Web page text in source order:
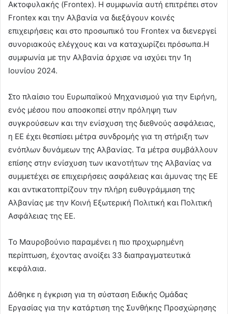
Ακτοφυλακής (Frontex). Η συμφωνία αυτή επιτρέπει στον
Frontex και την Αλβανία να διεξάγουν κοινές
επιχειρήσεις και στο προσωπικό του Frontex να διενεργεί
συνοριακούς ελέγχους και να καταχωρίζει πρόσωπα.Η
συμφωνία με την Αλβανία άρχισε να ισχύει την 1η
Ιουνίου 2024.
Στο πλαίσιο του Ευρωπαϊκού Μηχανισμού για την Ειρήνη,
ενός μέσου που αποσκοπεί στην πρόληψη των
συγκρούσεων και την ενίσχυση της διεθνούς ασφάλειας,
η ΕΕ έχει θεσπίσει μέτρα συνδρομής για τη στήριξη των
ενόπλων δυνάμεων της Αλβανίας. Τα μέτρα συμβάλλουν
επίσης στην ενίσχυση των ικανοτήτων της Αλβανίας να
συμμετέχει σε επιχειρήσεις ασφάλειας και άμυνας της ΕΕ
και αντικατοπτρίζουν την πλήρη ευθυγράμμιση της
Αλβανίας με την Κοινή Εξωτερική Πολιτική και Πολιτική
Ασφάλειας της ΕΕ.
Το Μαυροβούνιο παραμένει η πιο προχωρημένη
περίπτωση, έχοντας ανοίξει 33 διαπραγματευτικά
κεφάλαια.
Δόθηκε η έγκριση για τη σύσταση Ειδικής Ομάδας
Εργασίας για την κατάρτιση της Συνθήκης Προσχώρησης